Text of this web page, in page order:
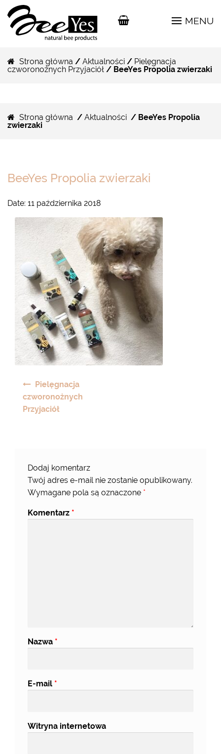
MENU
Strona główna / Aktualności/ Pielęgnacja
czworonożnych Przyjaciół / BeeYes Propolia zwierzaki
Strona główna / Aktualności/ BeeYes Propolia
zwierzaki
BeeYes Propolia zwierzaki
Date: 11 października 2018
Nawigacja
Pielęgnacja
czworonożnych
Przyjaciół
Dodaj komentarz
Twój adres e-mail nie zostanie opublikowany.
Wymagane pola są oznaczone *
Komentarz *
Nazwa *
E-mail *
Witryna internetowa